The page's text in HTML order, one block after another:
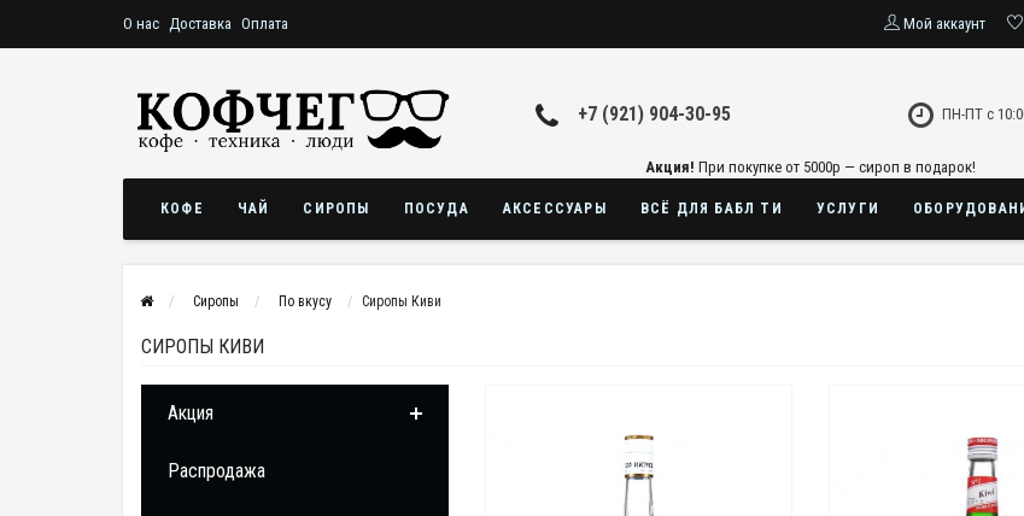
О нас Доставка Оплата Мой аккаунт
+7 (921) 904-30-95 ПН-ПТ с
Акция! При покупке от 5000р — сироп в подарок!
КОФЕ ЧАЙ СИРОПЫ ПОСУДА АКСЕССУАРЫ ВСЁ ДЛЯ БАБЛ ТИ УСЛУГИ
Сиропы По вкусу Сиропы Киви
СИРОПЫ КИВИ
Акция
Распродажа